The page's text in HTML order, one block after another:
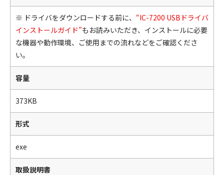
※ ドライバをダウンロードする前に、 “IC-7200 USBドライバ
インストールガイド”もお読みいただき、インストールに必要
な機器や動作環境、ご使用までの流れなどをご確認くださ
い。
容量
373KB
形式
exe
取扱説明書